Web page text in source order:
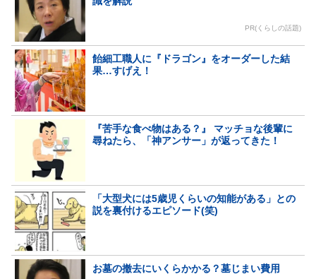
PR(くらしの話題)
飴細工職人に『ドラゴン』をオーダーした結
果…すげえ！
『苦手な食べ物はある？』 マッチョな後輩に
尋ねたら、「神アンサー」が返ってきた！
「大型犬には5歳児くらいの知能がある」との
説を裏付けるエピソード(笑)
お墓の撤去にいくらかかる？墓じまい費用